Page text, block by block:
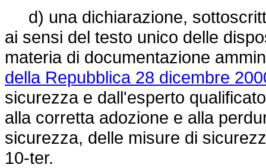
d) una dichiarazione,
ai sensi del testo unico delle
materia di documentazione
della Repubblica 28 dicembre
sicurezza e dall'esperto
alla corretta adozione e alla
sicurezza, delle misure di
10-ter.